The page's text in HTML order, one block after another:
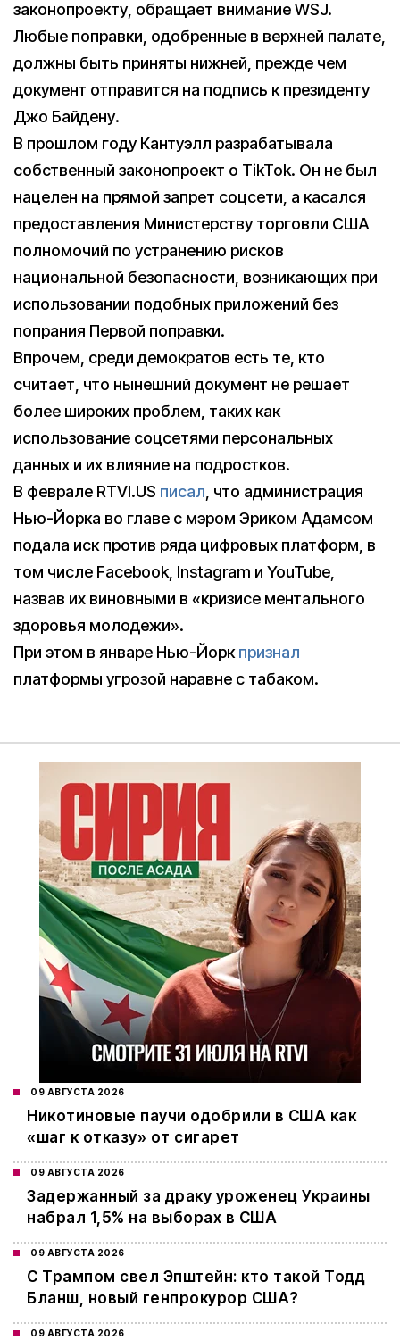
законопроекту, обращает внимание WSJ.
Любые поправки, одобренные в верхней палате,
должны быть приняты нижней, прежде чем
документ отправится на подпись к президенту
Джо Байдену.
В прошлом году Кантуэлл разрабатывала
собственный законопроект о TikTok. Он не был
нацелен на прямой запрет соцсети, а касался
предоставления Министерству торговли США
полномочий по устранению рисков
национальной безопасности, возникающих при
использовании подобных приложений без
попрания Первой поправки.
Впрочем, среди демократов есть те, кто
считает, что нынешний документ не решает
более широких проблем, таких как
использование соцсетями персональных
данных и их влияние на подростков.
В феврале RTVI.US писал, что администрация
Нью-Йорка во главе с мэром Эриком Адамсом
подала иск против ряда цифровых платформ, в
том числе Facebook, Instagram и YouTube,
назвав их виновными в «кризисе ментального
здоровья молодежи».
При этом в январе Нью-Йоркпризнал
платформы угрозой наравне с табаком.
09 АВГУСТА 2026
Никотиновые паучи одобрили в США как
«шаг к отказу» от сигарет
09 АВГУСТА 2026
Задержанный за драку уроженец Украины
набрал 1,5% на выборах в США
09 АВГУСТА 2026
С Трампом свел Эпштейн: кто такой Тодд
Бланш, новый генпрокурор США?
09 АВГУСТА 2026